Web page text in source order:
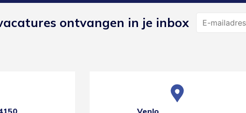
ontvangen in je inbox
Venlo